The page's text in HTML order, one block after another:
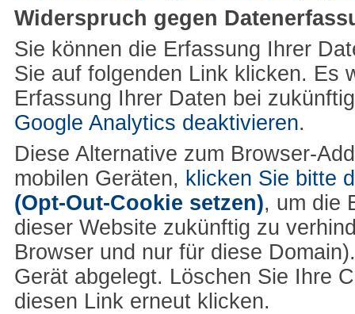
Widerspruch gegen
Sie können die Erfassung Ihrer
Sie auf folgenden Link klicken. Es
Erfassung Ihrer Daten bei
Google Analytics deaktivieren.
Diese Alternative zum Browser-
mobilen Geräten, klicken Sie bitte
(Opt-Out-Cookie setzen), um die
dieser Website zukünftig zu
Browser und nur für diese Domain
Gerät abgelegt. Löschen Sie Ihre
diesen Link erneut klicken.